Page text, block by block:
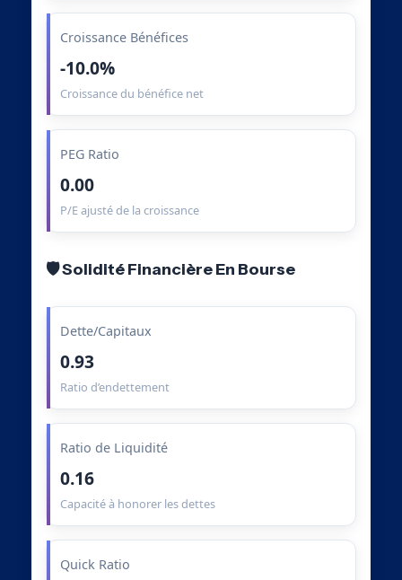
Croissance Bénéfices
-10.0%
Croissance du bénéfice net
PEG Ratio
0.00
P/E ajusté de la croissance
🛡️ Solidité Financière En Bourse
Dette/Capitaux
0.93
Ratio d’endettement
Ratio de Liquidité
0.16
Capacité à honorer les dettes
Quick Ratio